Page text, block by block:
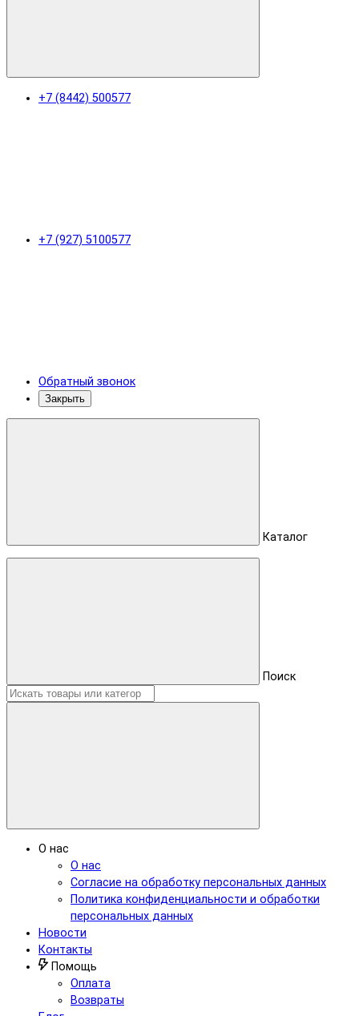
+7 (8442) 500577
+7 (927) 5100577
Обратный звонок
Закрыть
Каталог
Поиск
О нас
О нас
Согласие на обработку персональных данных
Политика конфиденциальности и обработки
персональных данных
Новости
Контакты
Помощь
Оплата
Возвраты